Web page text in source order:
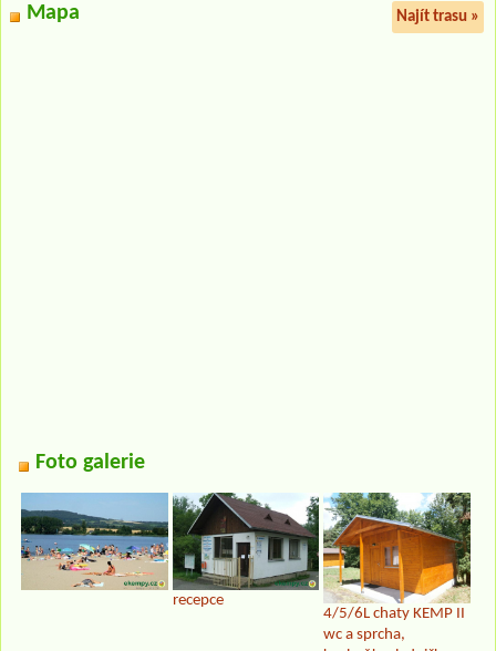
Mapa Najít trasu »
Foto galerie
recepce
4/5/6L chaty KEMP II
wc a sprcha,